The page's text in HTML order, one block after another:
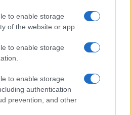
to enable storage
of the website or app.
to enable storage
to enable storage
authentication
prevention, and other